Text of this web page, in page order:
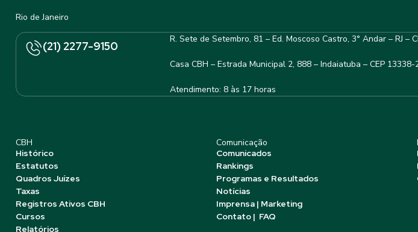
Rio de Janeiro
(21) 2277-9150
R. Sete de Setembro, 81 – Ed. Moscoso Castro, 3° Andar – RJ –
Casa CBH – Estrada Municipal 2, 888 – Indaiatuba – CEP 13338-
Atendimento: 8 às 17 horas
CBH
Histórico
Estatutos
Quadros Juízes
Taxas
Registros Ativos CBH
Cursos
Relatórios
Comunicação
Comunicados
Rankings
Programas e Resultados
Notícias
Imprensa | Marketing
Contato | FAQ